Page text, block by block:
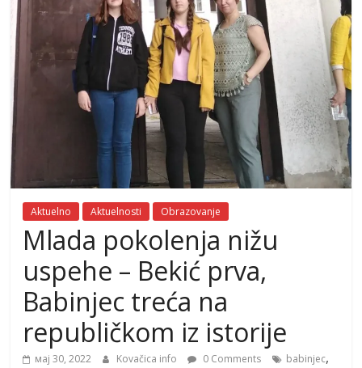
Aktuelno Aktuelnosti Obrazovanje
Mlada pokolenja nižu
uspehe – Bekić prva,
Babinjec treća na
republičkom iz istorije
мај 30, 2022 Kovačica info 0 Comments babinjec,